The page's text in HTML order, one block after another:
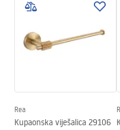
Širina
Visina
Dubina
Sigurnosne
Rea
Kupaonska viješalica 29106